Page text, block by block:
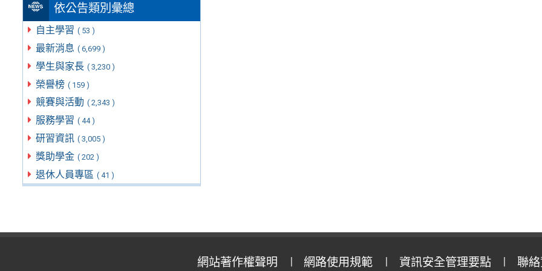
依公告類別彙總
自主學習 ( 53 )
最新消息 ( 6,699 )
學生與家長 ( 3,230 )
榮譽榜 ( 159 )
競賽與活動 ( 2,343 )
服務學習 ( 44 )
研習資訊 ( 3,005 )
獎助學金 ( 202 )
退休人員專區 ( 41 )
網站著作權聲明 網路使用規範 資訊安全管理要點 聯